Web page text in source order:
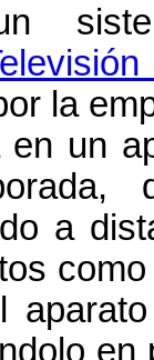
la
en un
a